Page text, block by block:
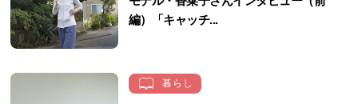
編）「キャッチ...
暮らし